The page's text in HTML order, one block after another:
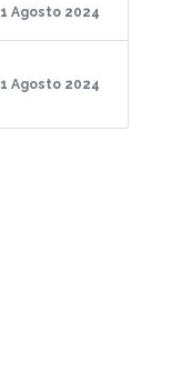
1 Agosto 2024
1 Agosto 2024